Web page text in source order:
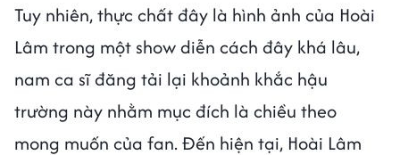
Tuy nhiên, thực chất đây là hình ảnh của Hoài
Lâm trong một show diễn cách đây khá lâu,
nam ca sĩ đăng tải lại khoảnh khắc hậu
trường này nhằm mục đích là chiều theo
mong muốn của fan. Đến hiện tại, Hoài Lâm